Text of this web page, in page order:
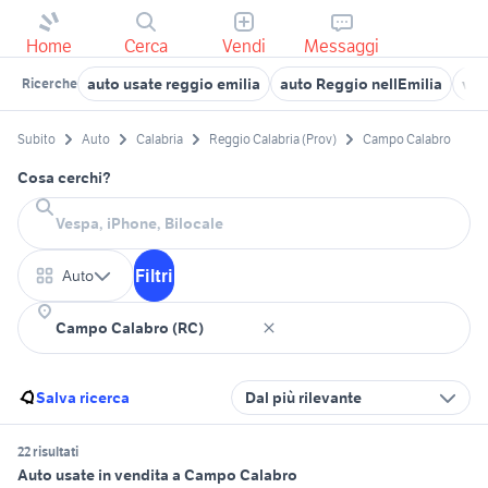
Home Cerca Vendi Messaggi
Ricerche auto usate reggio emilia auto Reggio nellEmilia
Subito Auto Calabria Reggio Calabria (Prov) Campo Calabro
Cosa cerchi?
Auto Filtri
Salva ricerca Dal più rilevante
22 risultati
Auto usate in vendita a Campo Calabro